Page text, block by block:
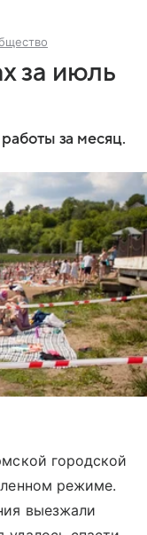
за июль
за месяц.
городской
режиме.
выезжали